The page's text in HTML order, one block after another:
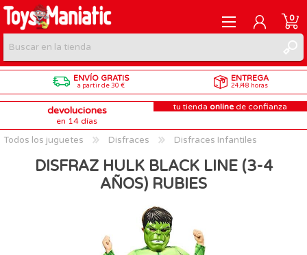
REGISTRARME
INICIAR SESIÓN
0
ENVÍO GRATIS
a partir de 30 €
ENTREGA
24/48 horas
devoluciones
en 14 días
tu tienda online de confianza
Todos los juguetes Disfraces Disfraces Infantiles
DISFRAZ HULK BLACK LINE (3-4
AÑOS) RUBIES